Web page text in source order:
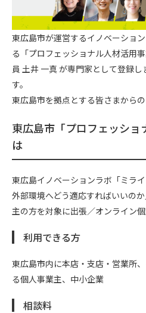
東広島市が運営するイノベーショ
る「プロフェッショナル人材活用
員 土井 一真 が専門家として登録
す。
東広島市を拠点とする皆さまから
東広島市「プロフェッショ
は
東広島イノベーションラボ「ミラ
外部環境へどう適応すればいいの
主の方を対象に出張／オンライン個
利用できる方
東広島市内に本店・支店・営業所
る個人事業主、中小企業
相談料